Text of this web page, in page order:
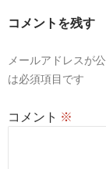
コメントを残す
メールアドレスが
は必須項目です
コメント ※